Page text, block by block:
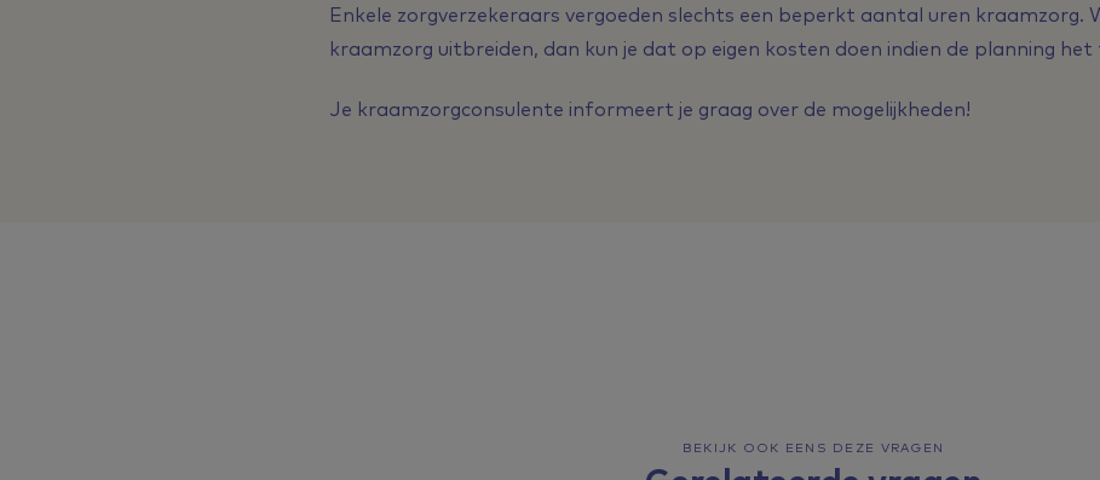
Enkele zorgverzekeraars vergoeden slechts een beperkt aantal uren kraamzorg.
kraamzorg uitbreiden, dan kun je dat op eigen kosten doen indien de planning
Je kraamzorgconsulente informeert je graag over de mogelijkheden!
BEKIJK OOK EENS DEZE VRAGEN